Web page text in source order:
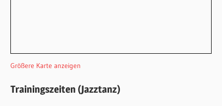
Größere Karte anzeigen
Trainingszeiten (Jazztanz)